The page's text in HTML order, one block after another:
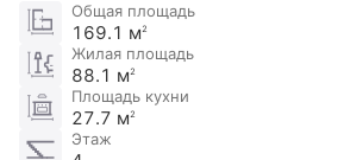
Общая площадь
169.1 м2
Жилая площадь
88.1 м2
Площадь кухни
27.7 м2
Этаж